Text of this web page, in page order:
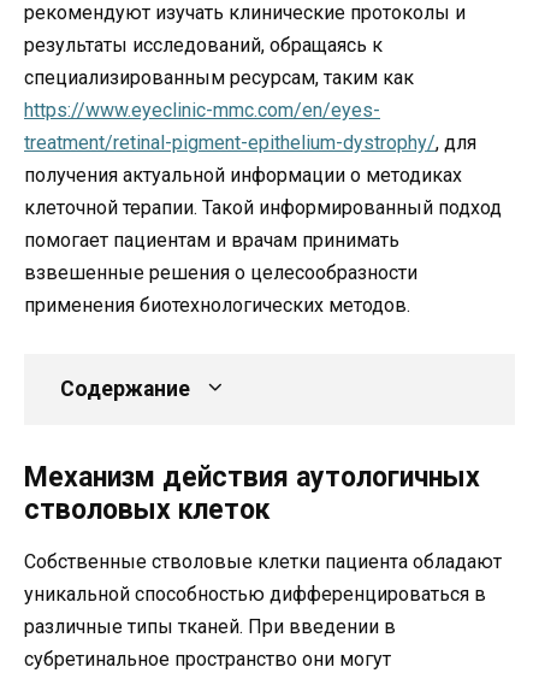
рекомендуют изучать клинические протоколы и
результаты исследований, обращаясь к
специализированным ресурсам, таким как
https://www.eyeclinic-mmc.com/en/eyes-
treatment/retinal-pigment-epithelium-dystrophy/, для
получения актуальной информации о методиках
клеточной терапии. Такой информированный подход
помогает пациентам и врачам принимать
взвешенные решения о целесообразности
применения биотехнологических методов.
Содержание
Механизм действия аутологичных
стволовых клеток
Собственные стволовые клетки пациента обладают
уникальной способностью дифференцироваться в
различные типы тканей. При введении в
субретинальное пространство они могут